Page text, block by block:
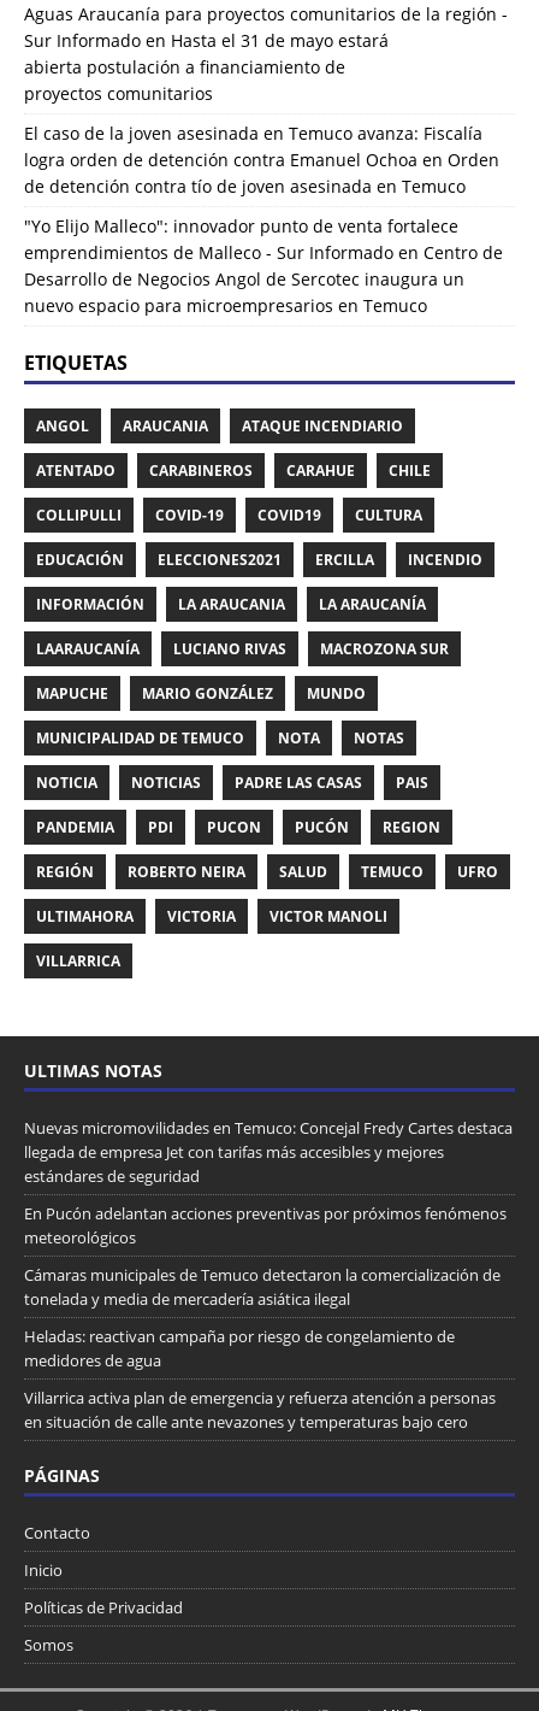
Aguas Araucanía para proyectos comunitarios de la región -
Sur Informado en Hasta el 31 de mayo estará
abierta postulación a financiamiento de
proyectos comunitarios
El caso de la joven asesinada en Temuco avanza: Fiscalía
logra orden de detención contra Emanuel Ochoa en Orden
de detención contra tío de joven asesinada en Temuco
"Yo Elijo Malleco": innovador punto de venta fortalece
emprendimientos de Malleco - Sur Informado en Centro de
Desarrollo de Negocios Angol de Sercotec inaugura un
nuevo espacio para microempresarios en Temuco
ETIQUETAS
ANGOL ARAUCANIA ATAQUE INCENDIARIO
ATENTADO CARABINEROS CARAHUE CHILE
COLLIPULLI COVID-19 COVID19 CULTURA
EDUCACIÓN ELECCIONES2021 ERCILLA INCENDIO
INFORMACIÓN LA ARAUCANIA LA ARAUCANÍA
LAARAUCANÍA LUCIANO RIVAS MACROZONA SUR
MAPUCHE MARIO GONZÁLEZ MUNDO
MUNICIPALIDAD DE TEMUCO NOTA NOTAS
NOTICIA NOTICIAS PADRE LAS CASAS PAIS
PANDEMIA PDI PUCON PUCÓN REGION
REGIÓN ROBERTO NEIRA SALUD TEMUCO UFRO
ULTIMAHORA VICTORIA VICTOR MANOLI
VILLARRICA
ULTIMAS NOTAS
Nuevas micromovilidades en Temuco: Concejal Fredy Cartes destaca
llegada de empresa Jet con tarifas más accesibles y mejores
estándares de seguridad
En Pucón adelantan acciones preventivas por próximos fenómenos
meteorológicos
Cámaras municipales de Temuco detectaron la comercialización de
tonelada y media de mercadería asiática ilegal
Heladas: reactivan campaña por riesgo de congelamiento de
medidores de agua
Villarrica activa plan de emergencia y refuerza atención a personas
en situación de calle ante nevazones y temperaturas bajo cero
PÁGINAS
Contacto
Inicio
Políticas de Privacidad
Somos